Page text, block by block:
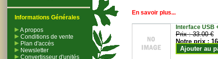
Informations Générales
A propos
Conditions de vente
Plan d'accès
Newsletter
Convertisseur d'unités
En savoir plus...
Interface USB
Prix :33.00 €
Notre prix :
Ajouter au